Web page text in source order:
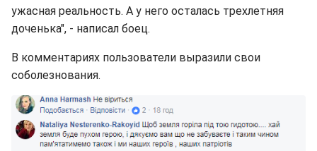
ужасная реальность. А у него осталась трехлетняя
доченька", - написал боец.
В комментариях пользователи выразили свои
соболезнования.